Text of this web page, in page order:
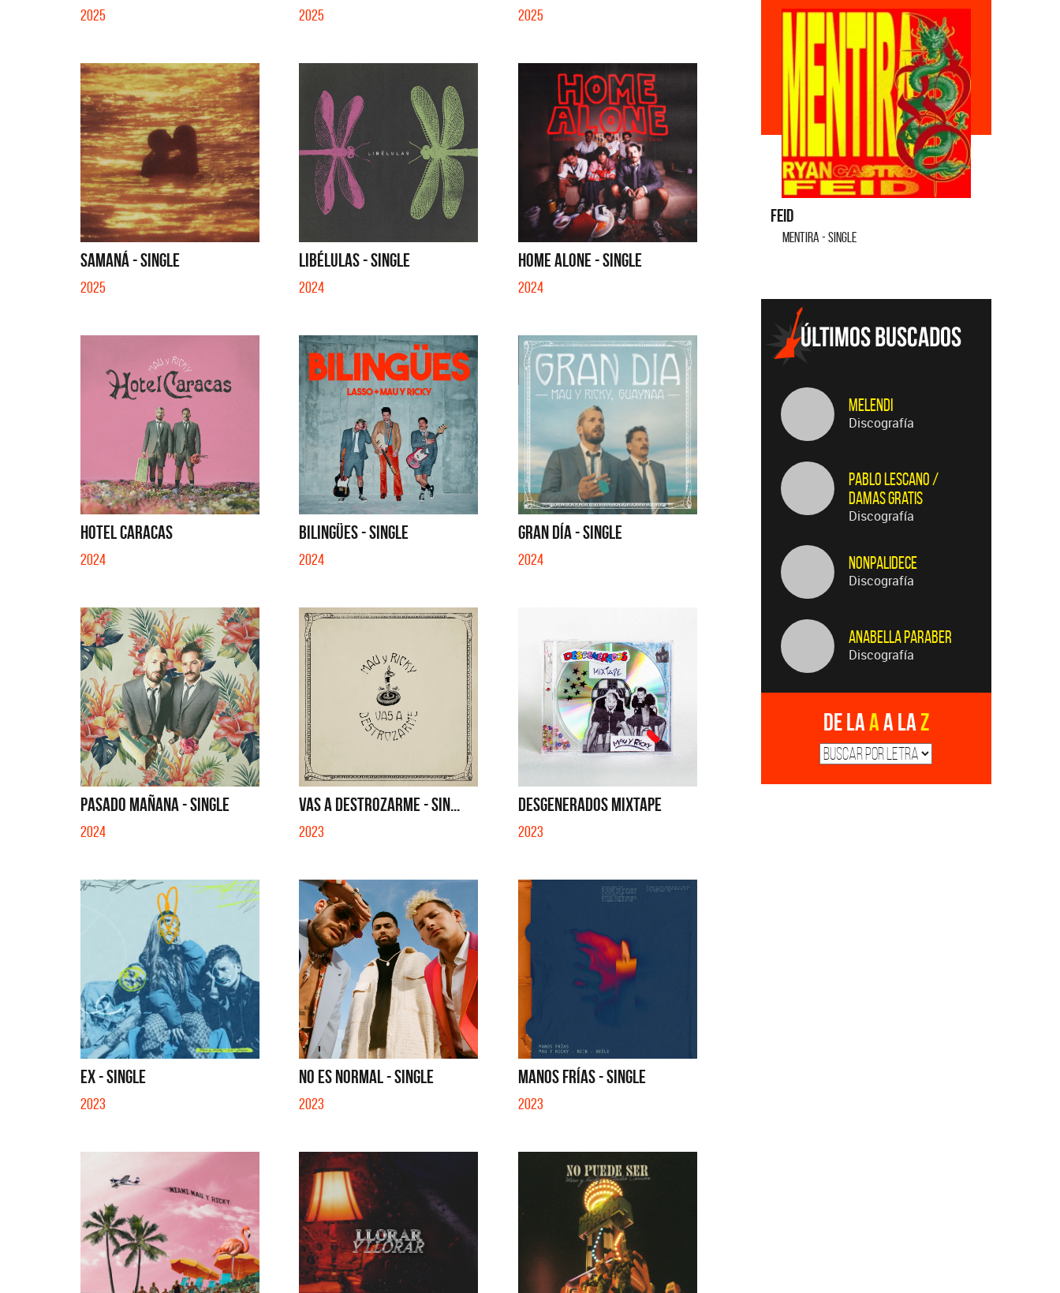
2025 2025 2025
SAMANÁ - SINGLE
2025
LIBÉLULAS - SINGLE
2024
HOME ALONE - SINGLE
2024
HOTEL CARACAS
2024
BILINGÜES - SINGLE
2024
GRAN DÍA - SINGLE
2024
PASADO MAÑANA - SINGLE
2024
VAS A DESTROZARME - SIN...
2023
DESGENERADOS MIXTAPE
2023
EX - SINGLE
2023
NO ES NORMAL - SINGLE
2023
MANOS FRÍAS - SINGLE
2023
Migrantes
SI NO ES CON VOS - SINGLE
Los Palmeras Feid
MENTIRA - SINGLE
Dyango
CUANDO QUIERAS, DONDE QUIERAS - SINGLE
Melendi
Discografía
Pablo Lescano /
Damas Gratis
Discografía
Nonpalidece
Discografía
Anabella Paraber
Discografía
De laAa laZ